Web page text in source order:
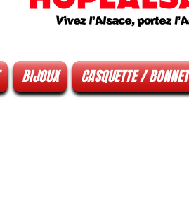
BIJOUX CASQUETTE / BONNET